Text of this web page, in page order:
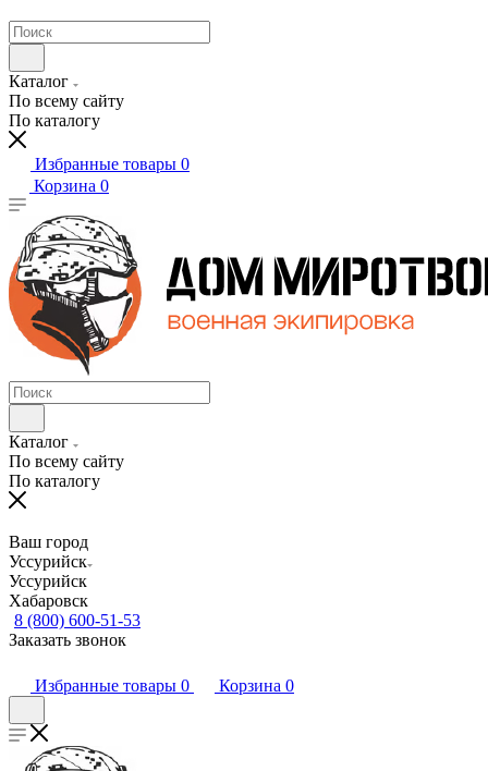
Каталог
По всему сайту
По каталогу
Избранные товары 0
Корзина 0
Каталог
По всему сайту
По каталогу
Ваш город
Уссурийск
Уссурийск
Хабаровск
8 (800) 600-51-53
Заказать звонок
Избранные товары 0 Корзина 0